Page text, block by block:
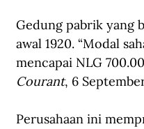
Gedung pabrik yang
awal 1920. “Modal
mencapai NLG
Courant, 6
Perusahaan ini